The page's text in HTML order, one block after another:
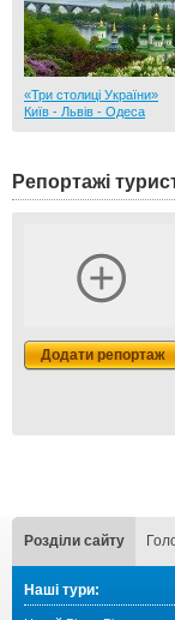
«Три столиці України»
Київ - Львів - Одеса
Репортажі
Додати репортаж
Розділи сайту
Наші тури: